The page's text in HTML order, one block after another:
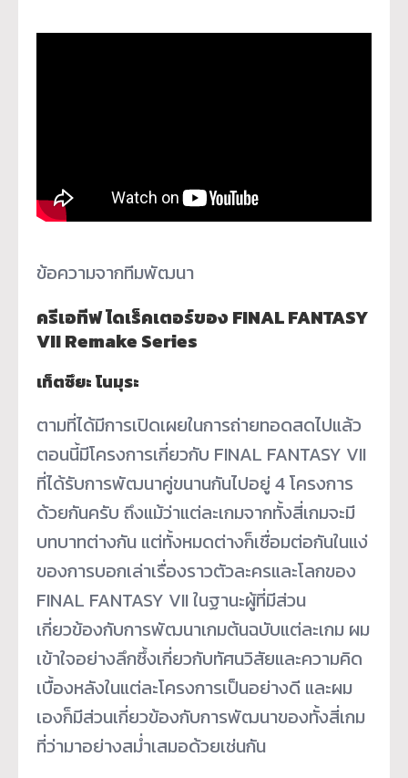
ข้อความจากทีมพัฒนา
ครีเอทีฟ ไดเร็คเตอร์ของ FINAL FANTASY
VII Remake Series
เท็ตซึยะ โนมุระ
ตามที่ได้มีการเปิดเผยในการถ่ายทอดสดไปแล้ว
ตอนนี้มีโครงการเกี่ยวกับ FINAL FANTASY VII
ที่ได้รับการพัฒนาคู่ขนานกันไปอยู่ 4 โครงการ
ด้วยกันครับ ถึงแม้ว่าแต่ละเกมจากทั้งสี่เกมจะมี
บทบาทต่างกัน แต่ทั้งหมดต่างก็เชื่อมต่อกันในแง่
ของการบอกเล่าเรื่องราวตัวละครและโลกของ
FINAL FANTASY VII ในฐานะผู้ที่มีส่วน
เกี่ยวข้องกับการพัฒนาเกมต้นฉบับแต่ละเกม ผม
เข้าใจอย่างลึกซึ้งเกี่ยวกับทัศนวิสัยและความคิด
เบื้องหลังในแต่ละโครงการเป็นอย่างดี และผม
เองก็มีส่วนเกี่ยวข้องกับการพัฒนาของทั้งสี่เกม
ที่ว่ามาอย่างสม่ำเสมอด้วยเช่นกัน